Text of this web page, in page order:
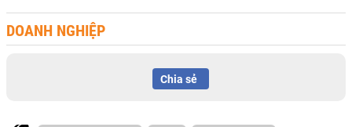
DOANH NGHIỆP
Chia sẻ